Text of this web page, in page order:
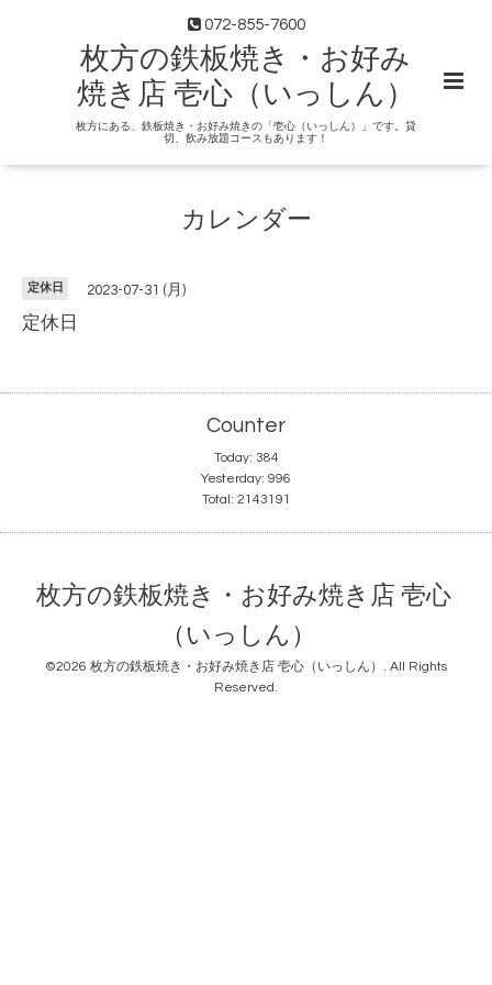
072-855-7600
枚方の鉄板焼き・お好み
焼き店 壱心（いっしん）
枚方にある、鉄板焼き・お好み焼きの「壱心（いっしん）」です。貸
切、飲み放題コースもあります！
カレンダー
定休日 2023-07-31 (月)
定休日
Counter
Today: 384
Yesterday: 996
Total: 2143191
枚方の鉄板焼き・お好み焼き店 壱心
（いっしん）
©2026 枚方の鉄板焼き・お好み焼き店 壱心（いっしん） . All Rights
Reserved.